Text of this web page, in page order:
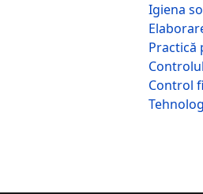
Igiena
Practică
Control